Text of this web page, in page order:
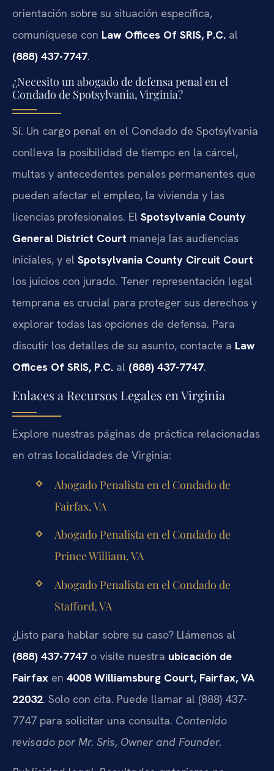
orientación sobre su situación específica,
comuníquese con Law Offices Of SRIS, P.C. al
(888) 437-7747.
¿Necesito un abogado de defensa penal en el
Condado de Spotsylvania, Virginia?
Sí. Un cargo penal en el Condado de Spotsylvania
conlleva la posibilidad de tiempo en la cárcel,
multas y antecedentes penales permanentes que
pueden afectar el empleo, la vivienda y las
licencias profesionales. El Spotsylvania County
General District Court maneja las audiencias
iniciales, y el Spotsylvania County Circuit Court
los juicios con jurado. Tener representación legal
temprana es crucial para proteger sus derechos y
explorar todas las opciones de defensa. Para
discutir los detalles de su asunto, contacte a Law
Offices Of SRIS, P.C. al (888) 437-7747.
Enlaces a Recursos Legales en Virginia
Explore nuestras páginas de práctica relacionadas
en otras localidades de Virginia:
Abogado Penalista en el Condado de
Fairfax, VA
Abogado Penalista en el Condado de
Prince William, VA
Abogado Penalista en el Condado de
Stafford, VA
¿Listo para hablar sobre su caso? Llámenos al
(888) 437-7747 o visite nuestra ubicación de
Fairfax en 4008 Williamsburg Court, Fairfax, VA
22032. Solo con cita. Puede llamar al (888) 437-
7747 para solicitar una consulta. Contenido
revisado por Mr. Sris, Owner and Founder.